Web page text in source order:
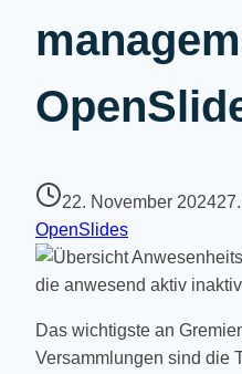
22. November 2024
OpenSlides
Das wichtigste an
Versammlungen sind die